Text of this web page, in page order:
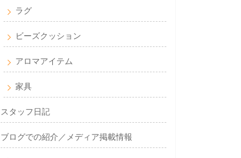
ラグ
ビーズクッション
アロマアイテム
家具
スタッフ日記
ブログでの紹介／メディア掲載情報